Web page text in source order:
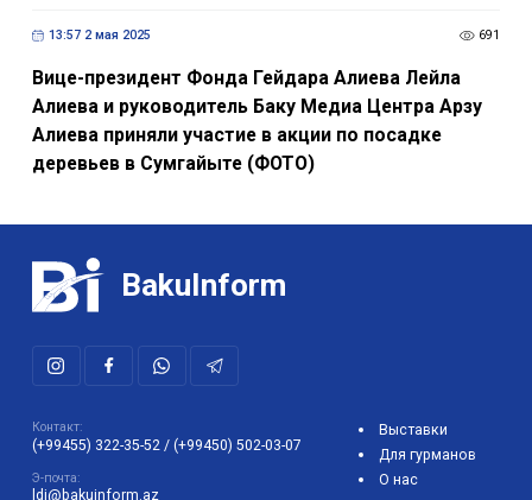
13:57 2 мая 2025 691
Вице-президент Фонда Гейдара Алиева Лейла
Алиева и руководитель Баку Медиа Центра Арзу
Алиева приняли участие в акции по посадке
деревьев в Сумгайыте (ФОТО)
BakuInform
Контакт:
(+99455) 322-35-52 / (+99450) 502-03-07
Э-почта:
ldj@bakuinform.az
Выставки
Для гурманов
О нас